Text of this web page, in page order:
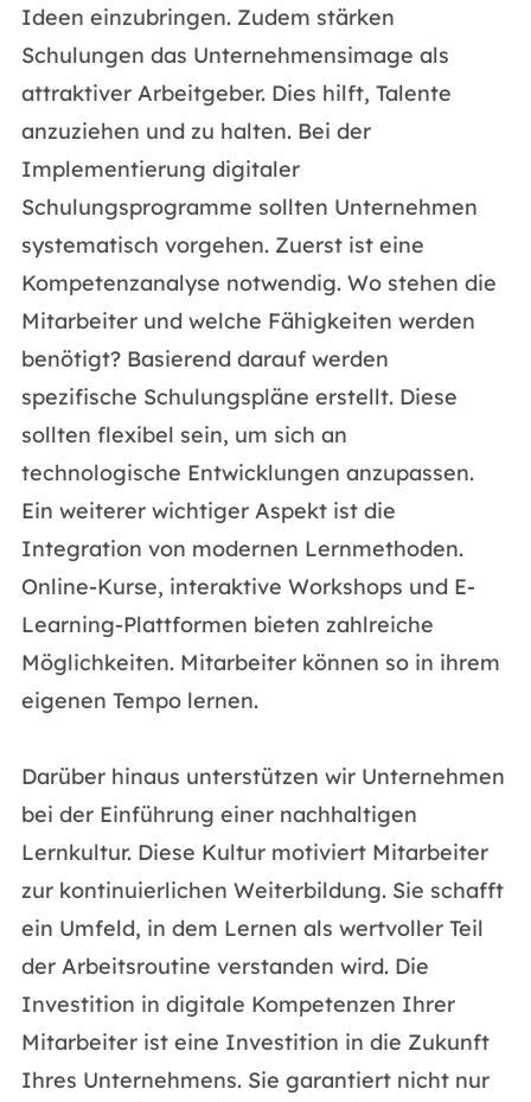
Ideen einzubringen. Zudem stärken
Schulungen das Unternehmensimage als
attraktiver Arbeitgeber. Dies hilft, Talente
anzuziehen und zu halten. Bei der
Implementierung digitaler
Schulungsprogramme sollten Unternehmen
systematisch vorgehen. Zuerst ist eine
Kompetenzanalyse notwendig. Wo stehen die
Mitarbeiter und welche Fähigkeiten werden
benötigt? Basierend darauf werden
spezifische Schulungspläne erstellt. Diese
sollten flexibel sein, um sich an
technologische Entwicklungen anzupassen.
Ein weiterer wichtiger Aspekt ist die
Integration von modernen Lernmethoden.
Online-Kurse, interaktive Workshops und E-
Learning-Plattformen bieten zahlreiche
Möglichkeiten. Mitarbeiter können so in ihrem
eigenen Tempo lernen.
Darüber hinaus unterstützen wir Unternehmen
bei der Einführung einer nachhaltigen
Lernkultur. Diese Kultur motiviert Mitarbeiter
zur kontinuierlichen Weiterbildung. Sie schafft
ein Umfeld, in dem Lernen als wertvoller Teil
der Arbeitsroutine verstanden wird. Die
Investition in digitale Kompetenzen Ihrer
Mitarbeiter ist eine Investition in die Zukunft
Ihres Unternehmens. Sie garantiert nicht nur